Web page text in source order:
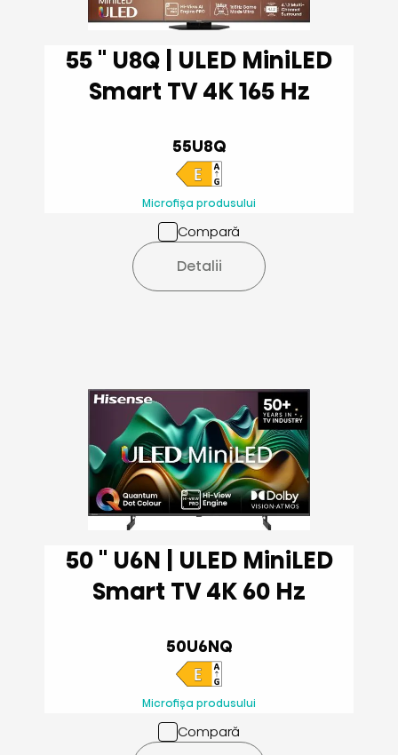
55 '' U8Q | ULED MiniLED
Smart TV 4K 165 Hz
55U8Q
Microfișa produsului
Compară
Detalii
50 '' U6N | ULED MiniLED
Smart TV 4K 60 Hz
50U6NQ
Microfișa produsului
Compară